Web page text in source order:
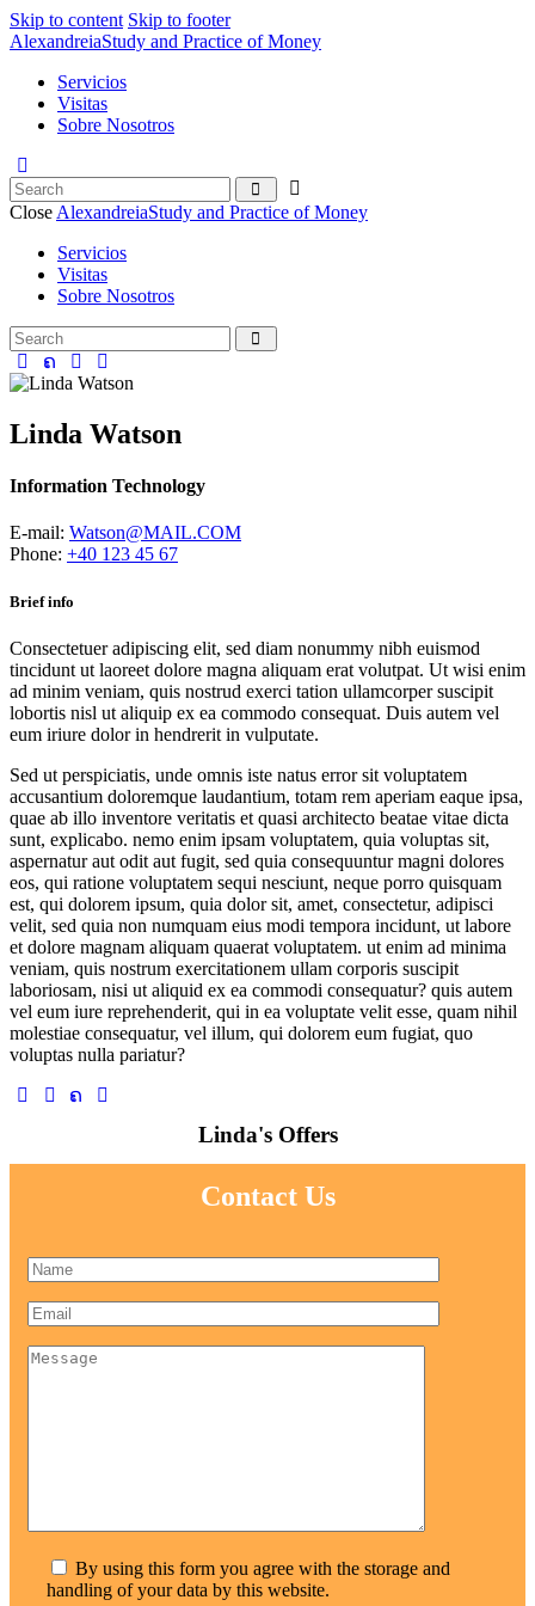
Skip to content Skip to footer
AlexandreiaStudy and Practice of Money
Servicios
Visitas
Sobre Nosotros
Close AlexandreiaStudy and Practice of Money
Servicios
Visitas
Sobre Nosotros
Linda Watson
Information Technology
E-mail: Watson@MAIL.COM
Phone: +40 123 45 67
Brief info
Consectetuer adipiscing elit, sed diam nonummy nibh euismod
tincidunt ut laoreet dolore magna aliquam erat volutpat. Ut wisi enim
ad minim veniam, quis nostrud exerci tation ullamcorper suscipit
lobortis nisl ut aliquip ex ea commodo consequat. Duis autem vel
eum iriure dolor in hendrerit in vulputate.
Sed ut perspiciatis, unde omnis iste natus error sit voluptatem
accusantium doloremque laudantium, totam rem aperiam eaque ipsa,
quae ab illo inventore veritatis et quasi architecto beatae vitae dicta
sunt, explicabo. nemo enim ipsam voluptatem, quia voluptas sit,
aspernatur aut odit aut fugit, sed quia consequuntur magni dolores
eos, qui ratione voluptatem sequi nesciunt, neque porro quisquam
est, qui dolorem ipsum, quia dolor sit, amet, consectetur, adipisci
velit, sed quia non numquam eius modi tempora incidunt, ut labore
et dolore magnam aliquam quaerat voluptatem. ut enim ad minima
veniam, quis nostrum exercitationem ullam corporis suscipit
laboriosam, nisi ut aliquid ex ea commodi consequatur? quis autem
vel eum iure reprehenderit, qui in ea voluptate velit esse, quam nihil
molestiae consequatur, vel illum, qui dolorem eum fugiat, quo
voluptas nulla pariatur?
Linda's Offers
Contact Us
By using this form you agree with the storage and
handling of your data by this website.